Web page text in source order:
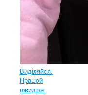
Виділяйся.
Працюй
швидше.